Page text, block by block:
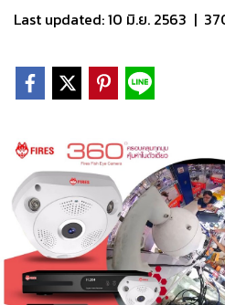
Last updated: 10 มิ.ย. 2563 |